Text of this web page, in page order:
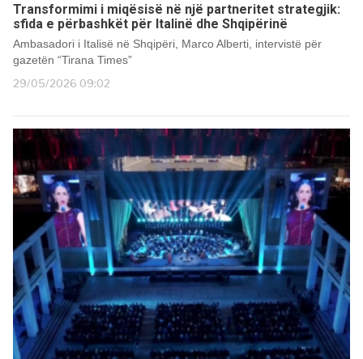
Transformimi i miqësisë në një partneritet strategjik:
sfida e përbashkët për Italinë dhe Shqipërinë
Ambasadori i Italisë në Shqipëri, Marco Alberti, intervistë për
gazetën “Tirana Times”
29/05/2026 09:02